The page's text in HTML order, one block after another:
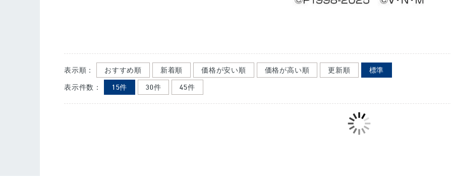
表示順： おすすめ順 新着順 価格が安い順 価格が高い順 更新順 標準
表示件数： 15件 30件 45件